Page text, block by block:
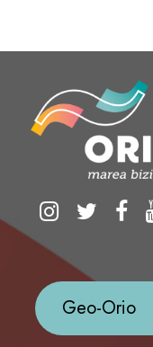
Geo-Orio